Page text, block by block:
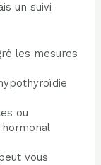
un suivi
les mesures
ou
vous